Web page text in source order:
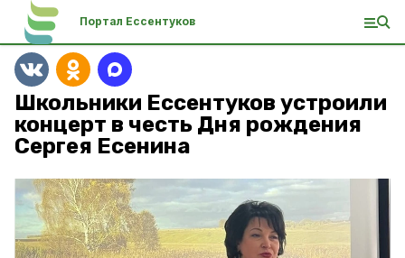
Портал Ессентуков
Школьники Ессентуков устроили
концерт в честь Дня рождения
Сергея Есенина